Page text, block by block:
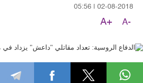
02-08-2018
05:56
A-
A+